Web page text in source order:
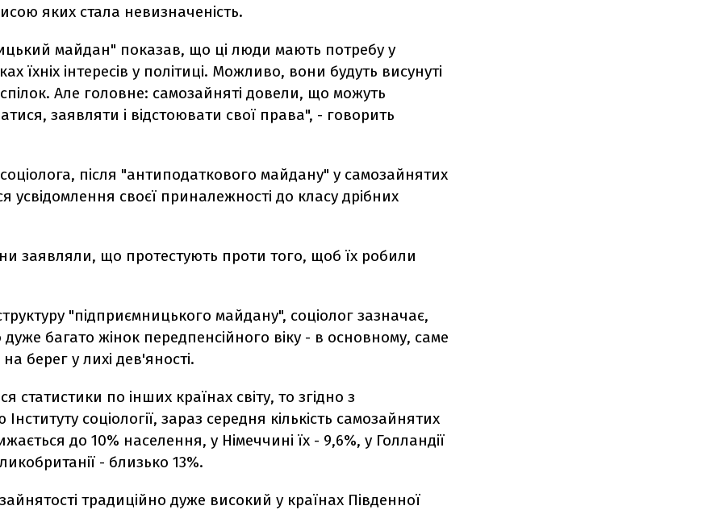
яких стала невизначеність.
майдан" показав, що ці люди мають потребу у
їхніх інтересів у політиці. Можливо, вони будуть висунуті
Але головне: самозайняті довели, що можуть
заявляти і відстоювати свої права", - говорить
після "антиподаткового майдану" у самозайнятих
усвідомлення своєї приналежності до класу дрібних
заявляли, що протестують проти того, щоб їх робили
"підприємницького майдану", соціолог зазначає,
багато жінок передпенсійного віку - в основному, саме
берег у лихі дев'яності.
статистики по інших країнах світу, то згідно з
соціології, зараз середня кількість самозайнятих
до 10% населення, у Німеччині їх - 9,6%, у Голландії
- близько 13%.
традиційно дуже високий у країнах Південної